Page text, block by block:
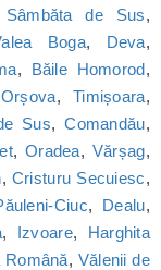
Sâmbăta de Sus,
Boga, Deva,
, Băile Homorod,
Orșova, Timișoara,
Sus,Comandău,
, Oradea, Vărșag,
, Cristuru Secuiesc,
Ciuc, Dealu,
, Izvoare, Harghita
Română, Vălenii de